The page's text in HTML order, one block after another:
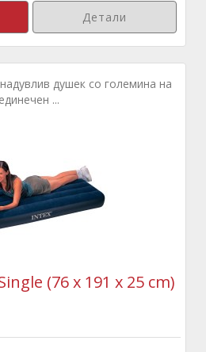
Детали
душек со големина на
единечен ...
(76 x 191 x 25 cm)